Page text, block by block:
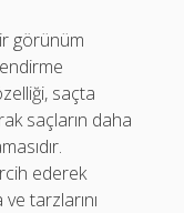
görünüm
saçta
saçların daha
ederek
tarzlarını